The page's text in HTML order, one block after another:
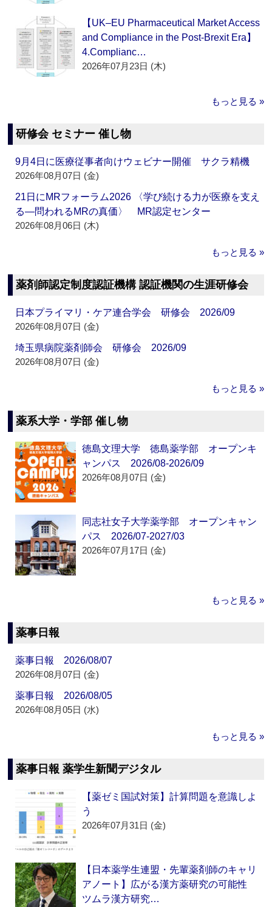
【UK–EU Pharmaceutical Market Access
and Compliance in the Post-Brexit Era】
4.Complianc…
2026年07月23日 (木)
もっと見る »
研修会 セミナー 催し物
9月4日に医療従事者向けウェビナー開催 サクラ精機
2026年08月07日 (金)
21日にMRフォーラム2026 〈学び続ける力が医療を支え
る―問われるMRの真価〉 MR認定センター
2026年08月06日 (木)
もっと見る »
薬剤師認定制度認証機構 認証機関の生涯研修会
日本プライマリ・ケア連合学会 研修会 2026/09
2026年08月07日 (金)
埼玉県病院薬剤師会 研修会 2026/09
2026年08月07日 (金)
もっと見る »
薬系大学・学部 催し物
徳島文理大学 徳島薬学部 オープンキ
ャンパス 2026/08-2026/09
2026年08月07日 (金)
同志社女子大学薬学部 オープンキャン
パス 2026/07-2027/03
2026年07月17日 (金)
もっと見る »
薬事日報
薬事日報 2026/08/07
2026年08月07日 (金)
薬事日報 2026/08/05
2026年08月05日 (水)
もっと見る »
薬事日報 薬学生新聞デジタル
【薬ゼミ国試対策】計算問題を意識しよ
う
2026年07月31日 (金)
【日本薬学生連盟・先輩薬剤師のキャリ
アノート】広がる漢方薬研究の可能性
ツムラ漢方研究…